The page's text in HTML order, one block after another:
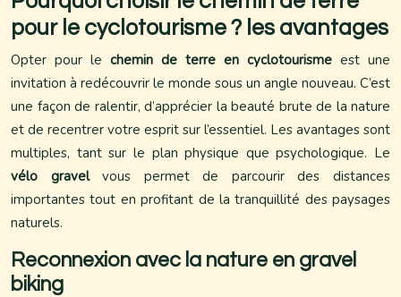
pour le cyclotourisme ? les avantages
Opter pour le chemin de terre en cyclotourisme est une
invitation à redécouvrir le monde sous un angle nouveau. C’est
une façon de ralentir, d’apprécier la beauté brute de la nature
et de recentrer votre esprit sur l’essentiel. Les avantages sont
multiples, tant sur le plan physique que psychologique. Le
vélo gravelvous permet de parcourir des distances
importantes tout en profitant de la tranquillité des paysages
naturels.
Reconnexion avec la nature en gravel
biking